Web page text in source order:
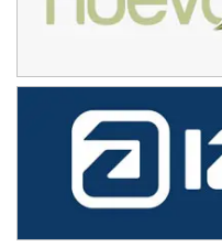
NORESTE SANTAFESINO - F6
SUR SANTAFESINO - F4
José Samuel Sánchez (Tierra)
Rufino (Santa Fe)
TUCUMANO - F5
El Timbó (Tucumán)